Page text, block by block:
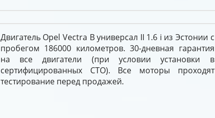
Двигатель Opel Vectra B универсал II 1.6 i из Эстонии с
пробегом 186000 километров. 30-дневная гарантия
на все двигатели (при условии установки в
сертифицированных СТО). Все моторы проходят
тестирование перед продажей.